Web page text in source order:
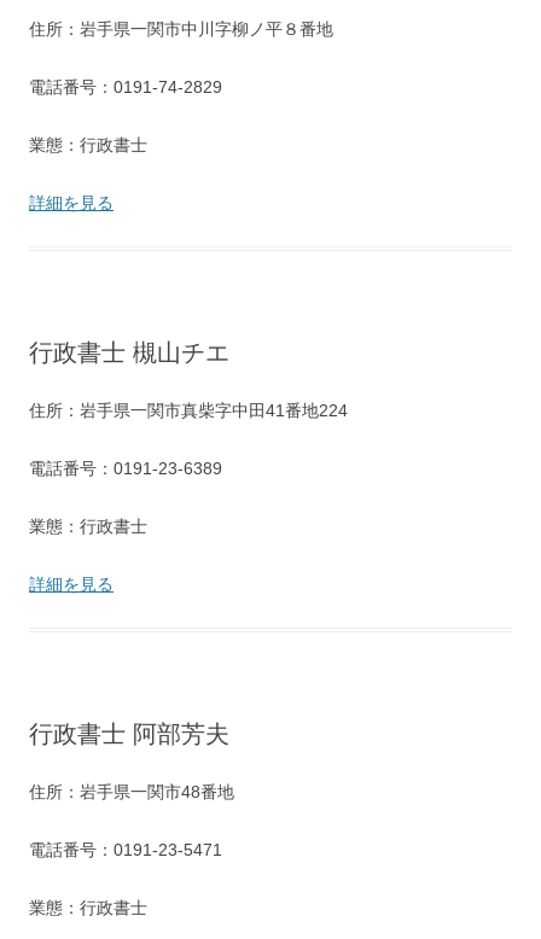
住所：岩手県一関市中川字柳ノ平８番地
電話番号：0191-74-2829
業態：行政書士
詳細を見る
行政書士 槻山チエ
住所：岩手県一関市真柴字中田41番地224
電話番号：0191-23-6389
業態：行政書士
詳細を見る
行政書士 阿部芳夫
住所：岩手県一関市48番地
電話番号：0191-23-5471
業態：行政書士